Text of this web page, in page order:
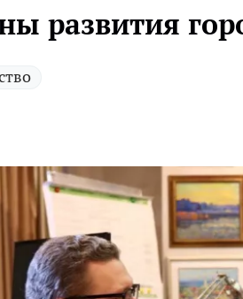
развития